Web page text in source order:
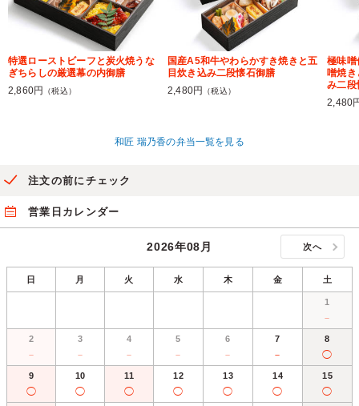
特選ローストビーフと炭火焼うな
ぎちらしの厳選幕の内御膳
2,860円
（税込）
国産A5和牛やわらかすき焼きと五
目炊き込み二段懐石御膳
2,480円
（税込）
極味噌
噌焼き
み二段
2,480
和匠 瑞乃香の弁当一覧を見る
注文の前にチェック
営業日カレンダー
2026年08月 次へ
日 月 火 水 木 金 土
1
－
2
－
3
－
4
－
5
－
6
－
7
－
8
◯
9
◯
10
◯
11
◯
12
◯
13
◯
14
◯
15
◯